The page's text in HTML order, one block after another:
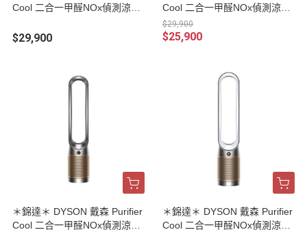
Cool 二合一甲醛NOx偵測涼暖
$29,900
Cool 二合一甲醛NOx偵測涼暖
空氣清淨機 HP12白金
$29,900
$25,900
＊錦達＊ DYSON 戴森 Purifier
Cool 二合一甲醛NOx偵測涼風
＊錦達＊ DYSON 戴森 Purifier
Cool 二合一甲醛NOx偵測涼風